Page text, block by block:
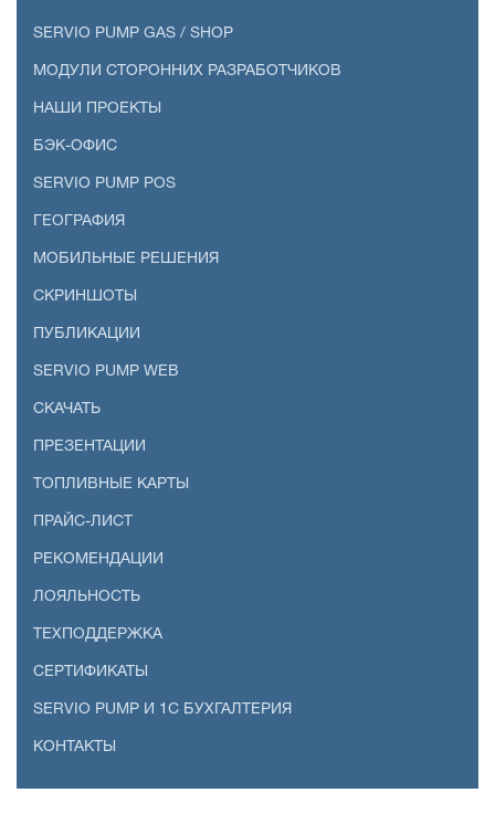
SERVIO PUMP GAS / SHOP
МОДУЛИ СТОРОННИХ РАЗРАБОТЧИКОВ
НАШИ ПРОЕКТЫ
БЭК-ОФИС
SERVIO PUMP POS
ГЕОГРАФИЯ
МОБИЛЬНЫЕ РЕШЕНИЯ
СКРИНШОТЫ
ПУБЛИКАЦИИ
SERVIO PUMP WEB
СКАЧАТЬ
ПРЕЗЕНТАЦИИ
ТОПЛИВНЫЕ КАРТЫ
ПРАЙС-ЛИСТ
РЕКОМЕНДАЦИИ
ЛОЯЛЬНОСТЬ
ТЕХПОДДЕРЖКА
СЕРТИФИКАТЫ
SERVIO PUMP И 1С БУХГАЛТЕРИЯ
КОНТАКТЫ